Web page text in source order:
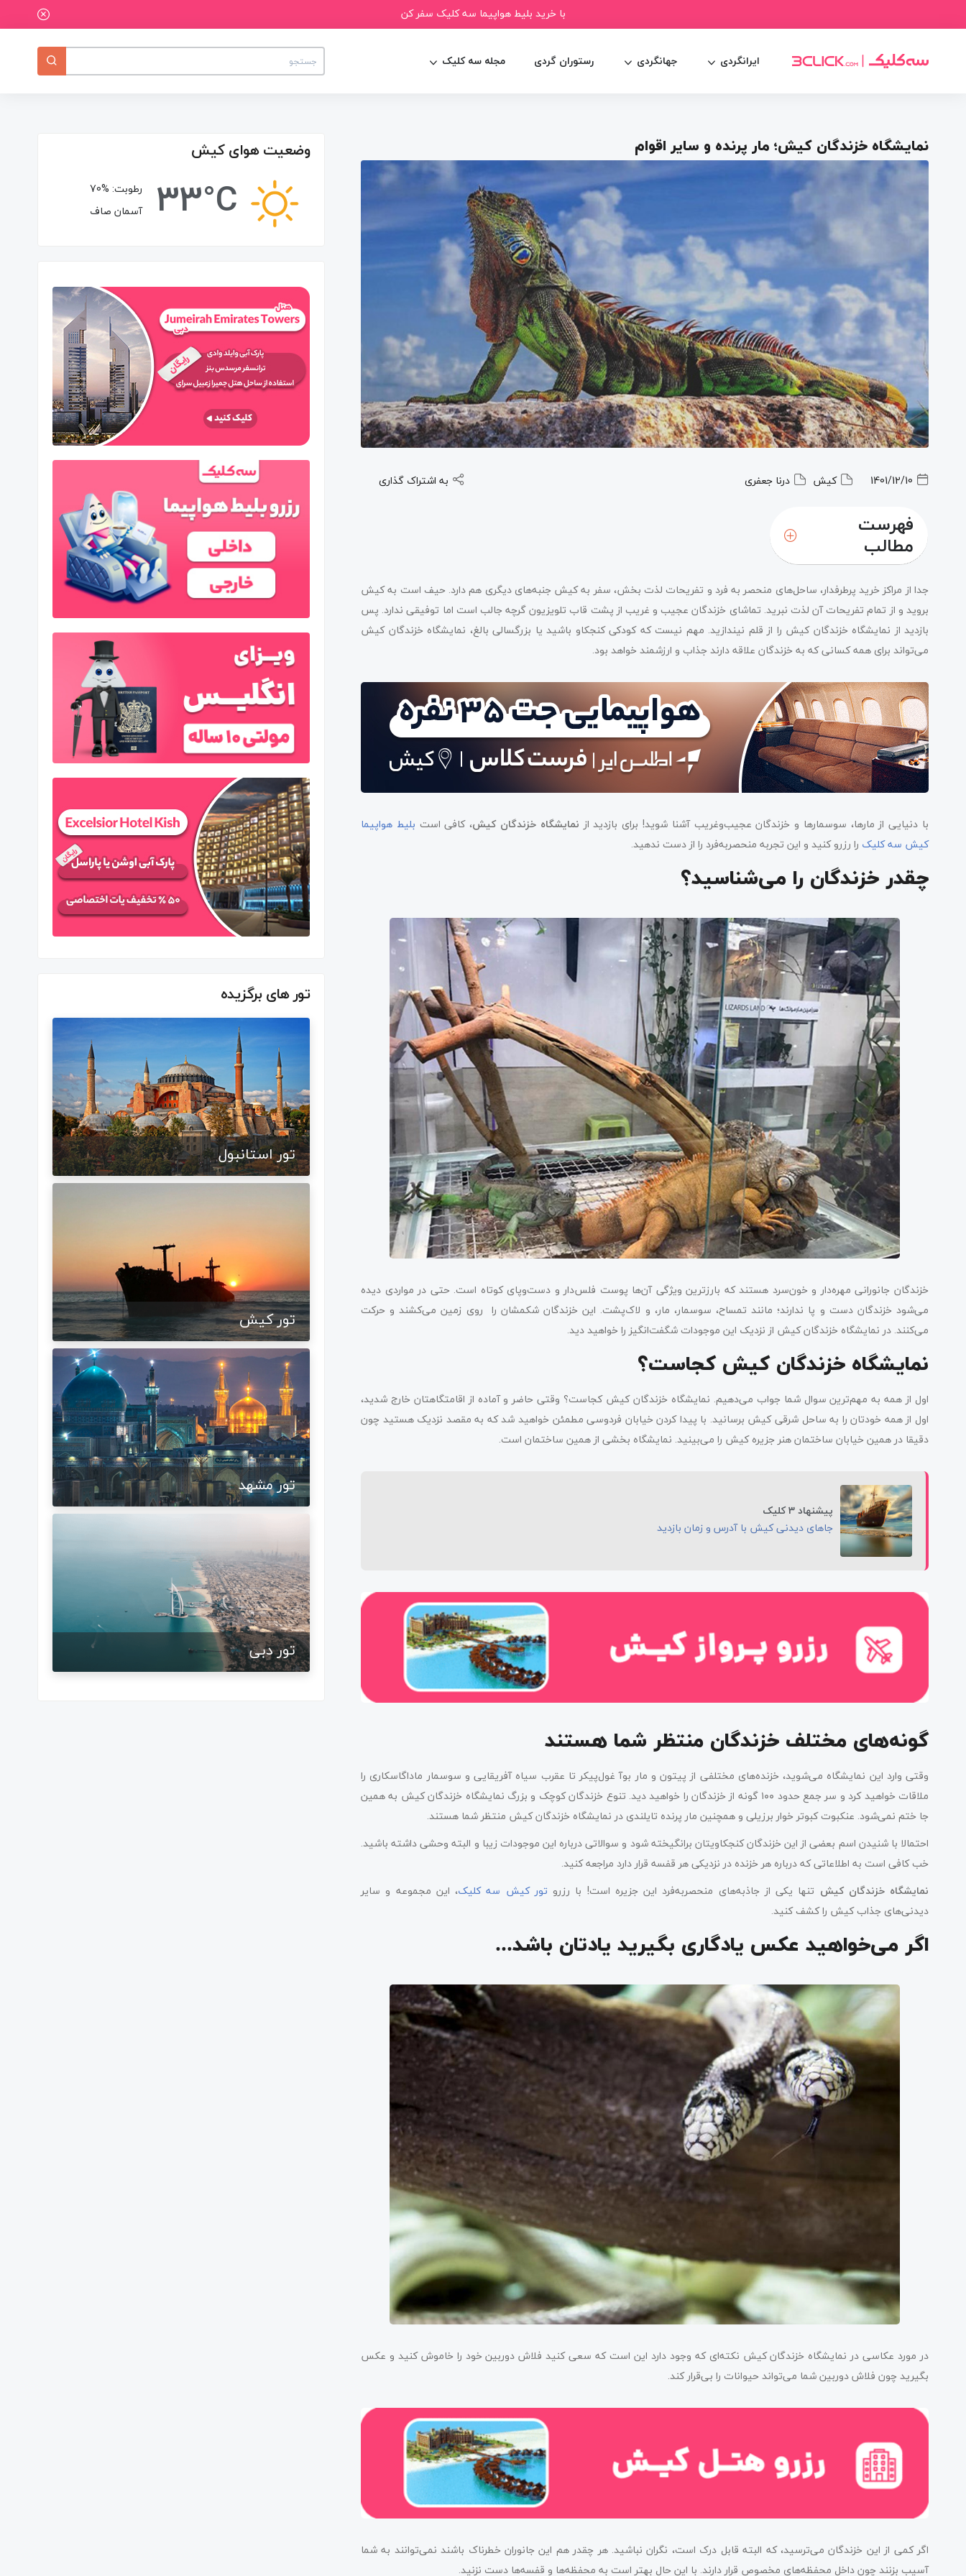
با خرید بلیط هواپیما سه کلیک سفر کن
ایرانگردی جهانگردی رستوران گردی مجله سه کلیک
نمایشگاه خزندگان کیش؛ مار پرنده و سایر اقوام
1401/12/10 کیش درنا جعفری به اشتراک گذاری
فهرست
مطالب
جدا از مراکز خرید پرطرفدار، ساحل‌های منحصر به فرد و تفریحات لذت بخش، سفر به کیش جنبه‌های دیگری هم دارد. حیف است به کیش
بروید و از تمام تفریحات آن لذت نبرید. تماشای خزندگان عجیب و غریب از پشت قاب تلویزیون گرچه جالب است اما توفیقی ندارد. پس
بازدید از نمایشگاه خزندگان کیش را از قلم نیندازید. مهم نیست که کودکی کنجکاو باشید یا بزرگسالی بالغ، نمایشگاه خزندگان کیش
می‌تواند برای همه کسانی که به خزندگان علاقه دارند جذاب و ارزشمند خواهد بود.
با دنیایی از مارها، سوسمارها و خزندگان عجیب‌وغریب آشنا شوید! برای بازدید از نمایشگاه خزندگان کیش، کافی است بلیط هواپیما
کیش سه کلیک را رزرو کنید و این تجربه منحصربه‌فرد را از دست ندهید.
چقدر خزندگان را می‌شناسید؟
خزندگان جانورانی مهره‌دار و خون‌سرد هستند که بارزترین ویژگی‌ آن‌ها پوست فلس‌دار و دست‌وپای کوتاه است. حتی در مواردی دیده
می‌شود خزندگان دست و پا ندارند؛ مانند تمساح، سوسمار، مار، و لاک‌پشت. این خزندگان شکمشان را روی زمین می‌کشند و حرکت
می‌کنند. در نمایشگاه خزندگان کیش از نزدیک این موجودات شگفت‌انگیز را خواهید دید.
نمایشگاه خزندگان کیش کجاست؟
اول از همه به مهم‌ترین سوال شما جواب می‌دهیم. نمایشگاه خزندگان کیش کجاست؟ وقتی حاضر و آماده از اقامتگاهتان خارج شدید،
اول از همه خودتان را به ساحل شرقی کیش برسانید. با پیدا کردن خیابان فردوسی مطمئن خواهید شد که به مقصد نزدیک هستید چون
دقیقا در همین خیابان ساختمان هنر جزیره کیش را می‌بینید. نمایشگاه بخشی از همین ساختمان است.
پیشنهاد 3 کلیک
جاهای دیدنی کیش با آدرس و زمان بازدید
گونه‌های مختلف خزندگان منتظر شما هستند
وقتی وارد این نمایشگاه می‌شوید، خزنده‌های مختلفی از پیتون و مار بوآ غول‌پیکر تا عقرب سیاه آفریقایی و سوسمار ماداگاسکاری را
ملاقات خواهید کرد و سر جمع حدود ۱۰۰ گونه از خزندگان را خواهید دید. تنوع خزندگان کوچک و بزرگ نمایشگاه خزندگان کیش به همین‌
جا ختم نمی‌شود. عنکبوت کبوتر خوار برزیلی و همچنین مار پرنده تایلندی در نمایشگاه خزندگان کیش منتظر شما هستند.
احتمالا با شنیدن اسم بعضی از این خزندگان کنجکاویتان برانگیخته شود و سوالاتی درباره این موجودات زیبا و البته وحشی داشته باشید.
خب کافی است به اطلاعاتی که درباره هر خزنده در نزدیکی هر قفسه قرار دارد مراجعه کنید.
نمایشگاه خزندگان کیش تنها یکی از جاذبه‌های منحصربه‌فرد این جزیره است! با رزرو تور کیش سه کلیک، این مجموعه و سایر
دیدنی‌های جذاب کیش را کشف کنید.
اگر می‌خواهید عکس یادگاری بگیرید یادتان باشد…
در مورد عکاسی در نمایشگاه خزندگان کیش نکته‌ای که وجود دارد این است که سعی کنید فلاش دوربین خود را خاموش کنید و عکس
بگیرید چون فلاش دوربین شما می‌تواند حیوانات را بی‌قرار کند.
اگر کمی از این خزندگان می‌ترسید، که البته قابل درک است، نگران نباشید. هر چقدر هم این جانوران خطرناک باشند نمی‌توانند به شما
آسیب بزنند چون داخل محفظه‌های مخصوص قرار دارند. با این حال بهتر است به محفظه‌ها و قفسه‌ها دست نزنید.
وضعیت هوای کیش
33°C رطوبت: 70%
آسمان صاف
تور های برگزیده
تور استانبول
تور کیش
تور مشهد
تور دبی